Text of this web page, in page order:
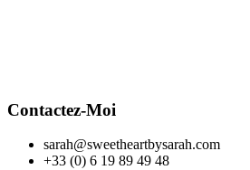
Contactez-Moi
sarah@sweetheartbysarah.com
+33 (0) 6 19 89 49 48